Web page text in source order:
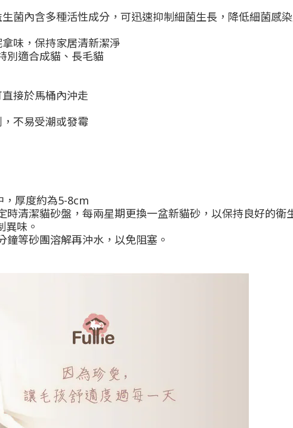
菌內含多種活性成分，可迅速抑制細菌生長，降低細菌感
味，保持家居清新潔淨
別適合成貓、長毛貓
接於馬桶內沖走
不易受潮或發霉
厚度約為5-8cm
清潔貓砂盤，每兩星期更換一盆新貓砂，以保持良好的衛
味。
等砂團溶解再沖水，以免阻塞。